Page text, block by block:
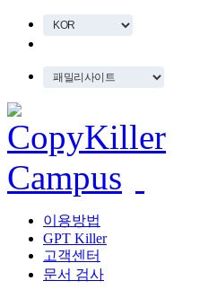
이용방법
GPT Killer
고객센터
문서 검사